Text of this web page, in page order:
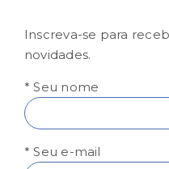
Inscreva-se para
novidades.
* Seu nome
* Seu e-mail